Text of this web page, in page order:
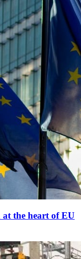
the heart of EU